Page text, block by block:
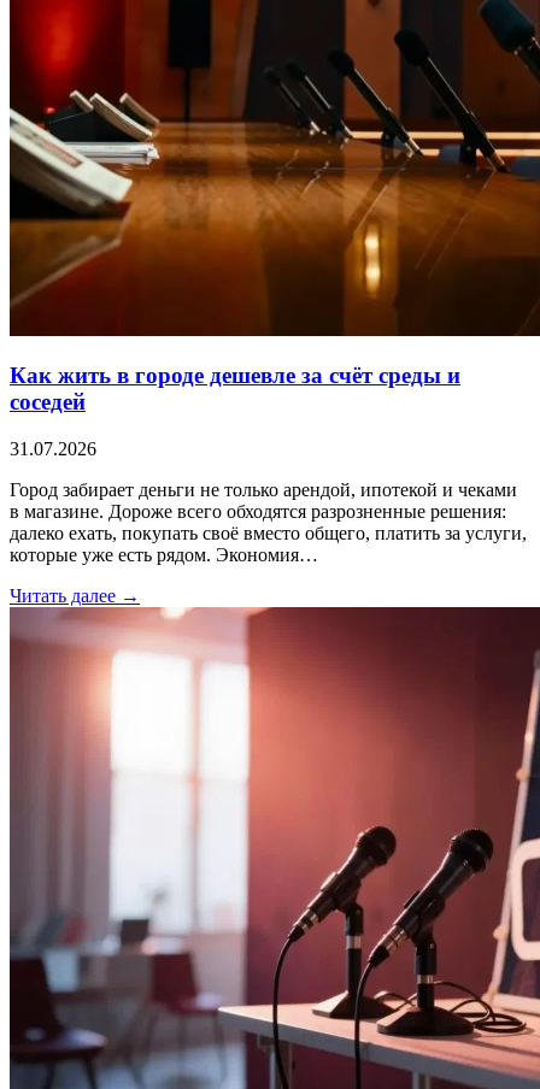
Как жить в городе дешевле за счёт среды и
соседей
31.07.2026
Город забирает деньги не только арендой, ипотекой и чеками
в магазине. Дороже всего обходятся разрозненные решения:
далеко ехать, покупать своё вместо общего, платить за услуги,
которые уже есть рядом. Экономия…
Читать далее →